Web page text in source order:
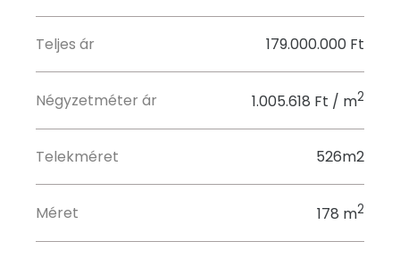
Teljes ár 179.000.000 Ft
Négyzetméter ár 1.005.618 Ft / m2
Telekméret 526m2
Méret 178 m2